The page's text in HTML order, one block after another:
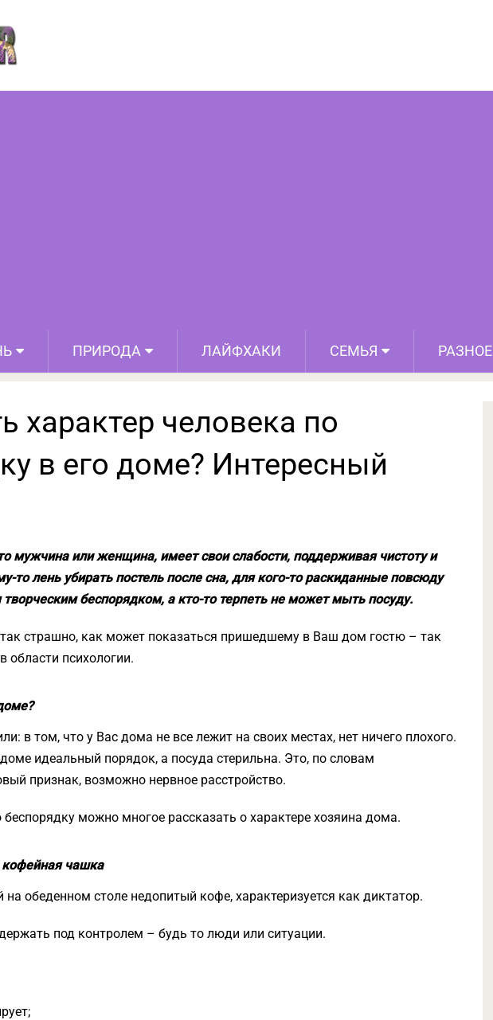
ПРИРОДА ЛАЙФХАКИ СЕМЬЯ РАЗНОЕ
характер человека по беспорядку в его доме?
характер человека по
в его доме? Интересный
мужчина или женщина, имеет свои слабости, поддерживая чистоту и
то лень убирать постель после сна, для кого-то раскиданные повсюду
беспорядком, а кто-то терпеть не может мыть посуду.
страшно, как может показаться пришедшему в Ваш дом гостю – так
области психологии.
в том, что у Вас дома не все лежит на своих местах, нет ничего плохого.
идеальный порядок, а посуда стерильна. Это, по словам
признак, возможно нервное расстройство.
беспорядку можно многое рассказать о характере хозяина дома.
кофейная чашка
обеденном столе недопитый кофе, характеризуется как диктатор.
под контролем – будь то люди или ситуации.